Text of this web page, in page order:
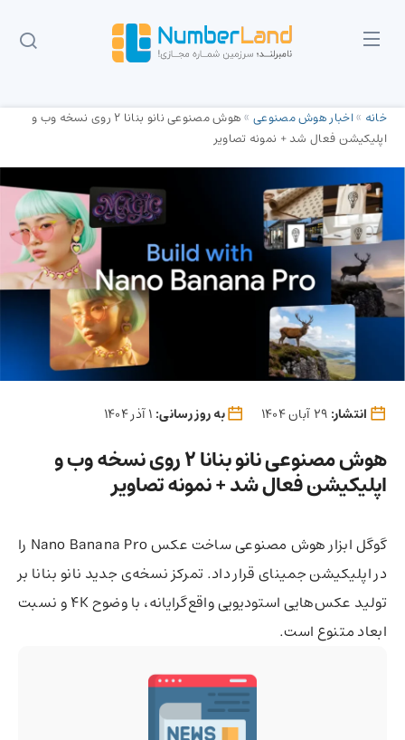
خانه »اخبار هوش مصنوعی»
هوش مصنوعی نانو بنانا 2 روی نسخه وب و
اپلیکیشن فعال شد + نمونه تصاویر
انتشار: به روز رسانی:
هوش مصنوعی نانو بنانا 2 روی نسخه وب و
اپلیکیشن فعال شد + نمونه تصاویر
گوگل ابزار هوش مصنوعی ساخت عکس Nano Banana Pro را
در اپلیکیشن جمینای قرار داد. تمرکز نسخه‌ی جدید نانو بنانا بر
تولید عکس‌هایی استودیویی واقع‌گرایانه، با وضوح 4K و نسبت‌
ابعاد متنوع است.